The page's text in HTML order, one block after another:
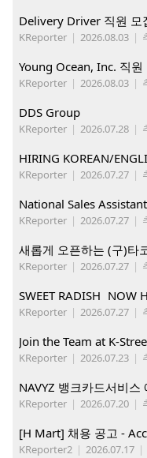
Delivery Driver 직원
KReporter | 2026.08.03 |
KReporter | 2026.08.03 |
DDS Group
KReporter | 2026.07.28 |
KReporter | 2026.07.27 |
National Sales
KReporter | 2026.07.27 |
KReporter | 2026.07.27 |
SWEET RADISH NOW
KReporter | 2026.07.27 |
Join the Team at K-
KReporter | 2026.07.23 |
NAVYZ 뱅크카드서비
KReporter | 2026.07.20 |
[H Mart] 채용 공고 -
KReporter2 | 2026.07.17 |